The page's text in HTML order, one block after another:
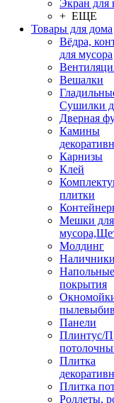
Экран для
+ ЕЩЕ
Товары для дома
Вёдра,
для мусора
Вешалки
Сушилки
Дверная
Камины
Карнизы
Клей
плитки
Мешки для
Молдинг
Напольные
покрытия
Панели
Плинтус/
Плитка
Плитка
Роллеты,